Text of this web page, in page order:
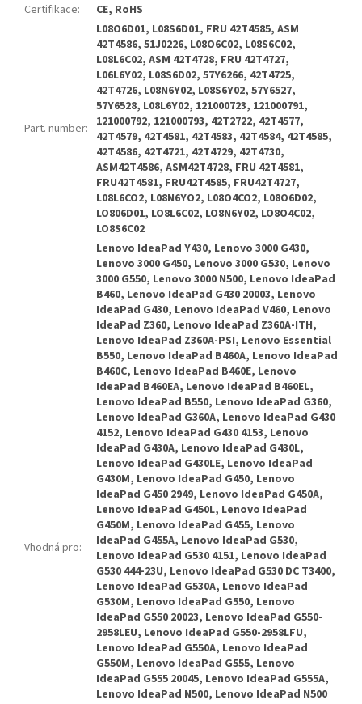
Certifikace: CE, RoHS
Part. number:
L08O6D01, L08S6D01, FRU 42T4585, ASM
42T4586, 51J0226, L08O6C02, L08S6C02,
L08L6C02, ASM 42T4728, FRU 42T4727,
L06L6Y02, L08S6D02, 57Y6266, 42T4725,
42T4726, L08N6Y02, L08S6Y02, 57Y6527,
57Y6528, L08L6Y02, 121000723, 121000791,
121000792, 121000793, 42T2722, 42T4577,
42T4579, 42T4581, 42T4583, 42T4584, 42T4585,
42T4586, 42T4721, 42T4729, 42T4730,
ASM42T4586, ASM42T4728, FRU 42T4581,
FRU42T4581, FRU42T4585, FRU42T4727,
L08L6CO2, L08N6YO2, L08O4CO2, L08O6D02,
LO806D01, LO8L6C02, LO8N6Y02, LO8O4C02,
LO8S6C02
Vhodná pro:
Lenovo IdeaPad Y430, Lenovo 3000 G430,
Lenovo 3000 G450, Lenovo 3000 G530, Lenovo
3000 G550, Lenovo 3000 N500, Lenovo IdeaPad
B460, Lenovo IdeaPad G430 20003, Lenovo
IdeaPad G430, Lenovo IdeaPad V460, Lenovo
IdeaPad Z360, Lenovo IdeaPad Z360A-ITH,
Lenovo IdeaPad Z360A-PSI, Lenovo Essential
B550, Lenovo IdeaPad B460A, Lenovo IdeaPad
B460C, Lenovo IdeaPad B460E, Lenovo
IdeaPad B460EA, Lenovo IdeaPad B460EL,
Lenovo IdeaPad B550, Lenovo IdeaPad G360,
Lenovo IdeaPad G360A, Lenovo IdeaPad G430
4152, Lenovo IdeaPad G430 4153, Lenovo
IdeaPad G430A, Lenovo IdeaPad G430L,
Lenovo IdeaPad G430LE, Lenovo IdeaPad
G430M, Lenovo IdeaPad G450, Lenovo
IdeaPad G450 2949, Lenovo IdeaPad G450A,
Lenovo IdeaPad G450L, Lenovo IdeaPad
G450M, Lenovo IdeaPad G455, Lenovo
IdeaPad G455A, Lenovo IdeaPad G530,
Lenovo IdeaPad G530 4151, Lenovo IdeaPad
G530 444-23U, Lenovo IdeaPad G530 DC T3400,
Lenovo IdeaPad G530A, Lenovo IdeaPad
G530M, Lenovo IdeaPad G550, Lenovo
IdeaPad G550 20023, Lenovo IdeaPad G550-
2958LEU, Lenovo IdeaPad G550-2958LFU,
Lenovo IdeaPad G550A, Lenovo IdeaPad
G550M, Lenovo IdeaPad G555, Lenovo
IdeaPad G555 20045, Lenovo IdeaPad G555A,
Lenovo IdeaPad N500, Lenovo IdeaPad N500